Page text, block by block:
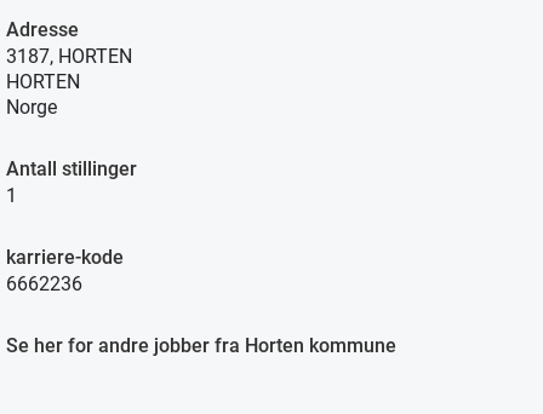
Adresse
3187, HORTEN
HORTEN
Norge
Antall stillinger
1
karriere-kode
6662236
Se her for andre jobber fra Horten kommune